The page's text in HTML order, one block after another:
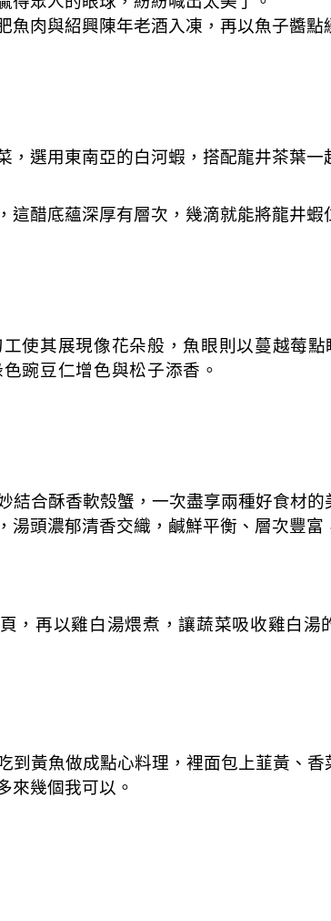
魚肉與紹興陳年老酒入凍，再以魚子醬
選用東南亞的白河蝦，搭配龍井茶葉一
醋底蘊深厚有層次，幾滴就能將龍井蝦
使其展現像花朵般，魚眼則以蔓越莓
豌豆仁增色與松子添香。
結合酥香軟殼蟹，一次盡享兩種好食材的
湯頭濃郁清香交織，鹹鮮平衡、層次豐富
，再以雞白湯煨煮，讓蔬菜吸收雞白湯
到黃魚做成點心料理，裡面包上韮黃、
來幾個我可以。